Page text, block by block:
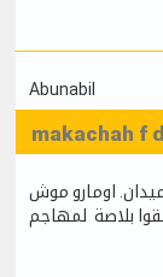
Abunabil
makachah f
اومارو موش
بلاصة لمهاجم